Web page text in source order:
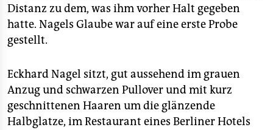
Distanz zu dem, was ihm vorher Halt gegeben
hatte. Nagels Glaube war auf eine erste Probe
gestellt.
Eckhard Nagel sitzt, gut aussehend im grauen
Anzug und schwarzen Pullover und mit kurz
geschnittenen Haaren um die glänzende
Halbglatze, im Restaurant eines Berliner Hotels